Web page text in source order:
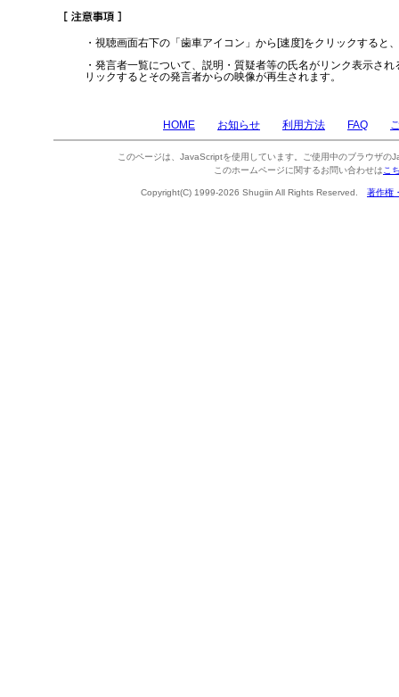
・視聴画面右下の「歯車アイコン」から[速度]をクリックすると
・発言者一覧について、説明・質疑者等の氏名がリンク表示さ
リックするとその発言者からの映像が再生されます。
HOME お知らせ 利用方法 FAQ
このページは、JavaScriptを使用しています。ご使用中のブラウザの
このホームページに関するお問い合わせは こ
Copyright(C) 1999-2026 Shugiin All Rights Reserved. 著作権